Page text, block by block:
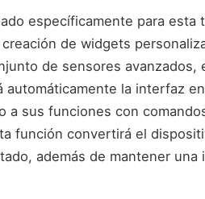
específicamente para esta
de widgets
de sensores avanzados,
la interfaz
a sus funciones con
función convertirá el
además de mantener una